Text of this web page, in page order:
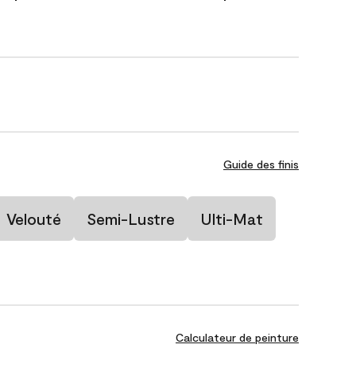
Guide des finis
Velouté Semi-Lustre Ulti-Mat
Calculateur de peinture